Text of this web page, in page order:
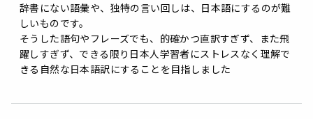
辞書にない語彙や、独特の言い回しは、日本語にするのが難
しいものです。
そうした語句やフレーズでも、的確かつ直訳すぎず、また飛
躍しすぎず、できる限り日本人学習者にストレスなく理解で
きる自然な日本語訳にすることを目指しました